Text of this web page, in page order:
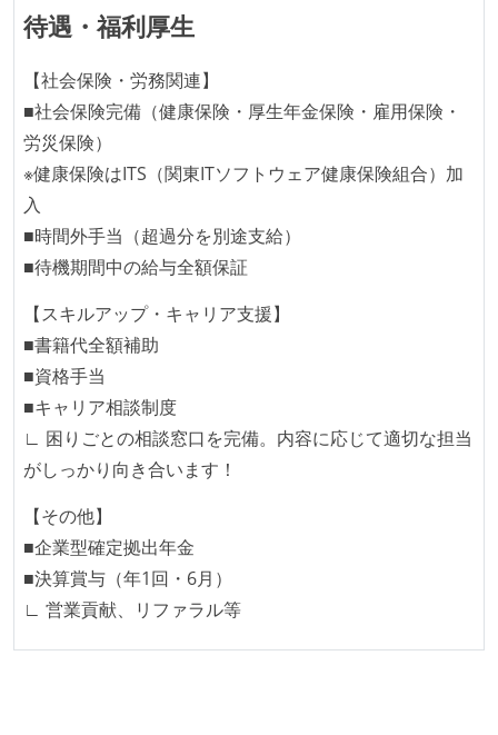
待遇・福利厚生
【社会保険・労務関連】
■社会保険完備（健康保険・厚生年金保険・雇用保険・
労災保険）
※健康保険はITS（関東ITソフトウェア健康保険組合）加
入
■時間外手当（超過分を別途支給）
■待機期間中の給与全額保証
【スキルアップ・キャリア支援】
■書籍代全額補助
■資格手当
■キャリア相談制度
∟ 困りごとの相談窓口を完備。内容に応じて適切な担当
がしっかり向き合います！
【その他】
■企業型確定拠出年金
■決算賞与（年1回・6月）
∟ 営業貢献、リファラル等